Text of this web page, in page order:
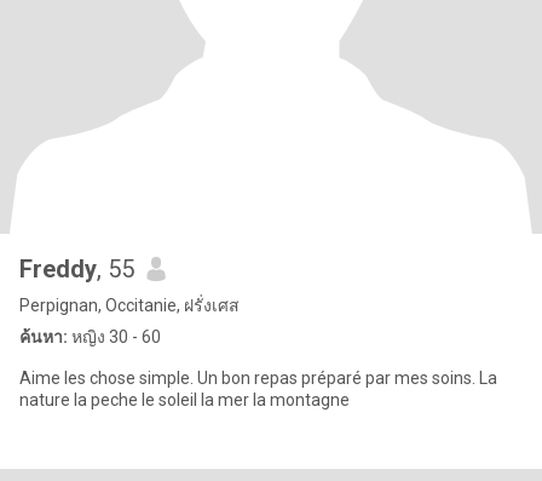
Freddy, 55
Perpignan, Occitanie, ฝรั่งเศส
ค้นหา: หญิง 30 - 60
Aime les chose simple. Un bon repas préparé par mes soins. La
nature la peche le soleil la mer la montagne